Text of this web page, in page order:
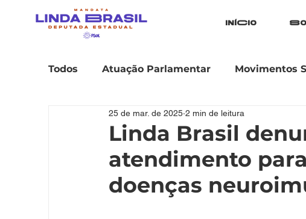
iníCio
Todos Atuação Parlamentar Movimentos
Linda Brasil
atendimento
doenças
25 de mar. de 2025 2 min de leitura